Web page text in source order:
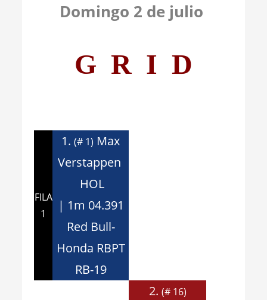
Domingo 2 de julio
G R I D
FILA
1
1.(# 1) Max
Verstappen
HOL
| 1m 04.391
Red Bull-
Honda RBPT
RB-19
2. (# 16)